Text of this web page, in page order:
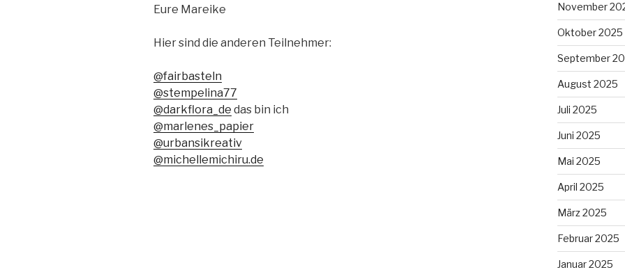
Eure Mareike
Hier sind die anderen Teilnehmer:
@fairbasteln
@stempelina77
@darkflora_de das bin ich
@marlenes_papier
@urbansikreativ
@michellemichiru.de
November
Oktober 2025
September
August 2025
Juli 2025
Juni 2025
Mai 2025
April 2025
März 2025
Februar 2025
Januar 2025